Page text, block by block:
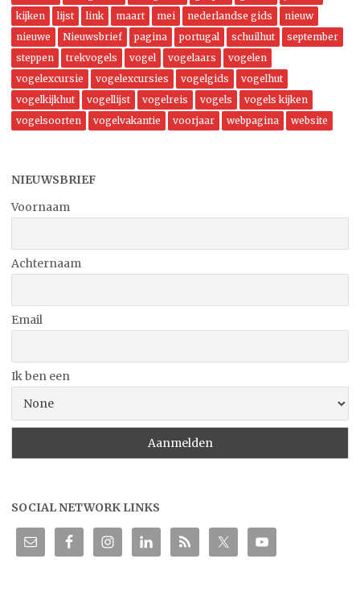
kijken
lijst link maart mei nederlandse gids
nieuw
nieuwe
Nieuwsbrief pagina portugal schuilhut
september
steppen
trekvogels vogel vogelaars
vogelen
vogelexcursie
vogelexcursies vogelgids
vogelhut
vogelkijkhut
vogellijst vogelreis vogels
vogels kijken
vogelsoorten
vogelvakantie voorjaar webpagina website
NIEUWSBRIEF
Voornaam
Achternaam
Email
Ik ben een
SOCIAL NETWORK LINKS